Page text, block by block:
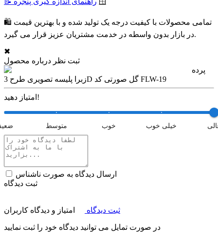
🛍 تمامی محصولات با کیفیت درجه یک تولید شده و با بهترین قیمت
در بازار بدون واسطه در خدمت مشتریان عزیز قرار می گیرد.
✖
ثبت نظر درباره محصول
پرده
زبرا پلیسه تصویری طرح 3D گل صورتی کد FLW-19
امتیاز دهید!
متوسط خوب خیلی خوب
ارسال دیدگاه به صورت ناشناس
ثبت دیدگاه
ثبت دیدگاه امتیاز و دیدگاه کاربران
در صورت تمایل می توانید دیدگاه خود را ثبت نمایید